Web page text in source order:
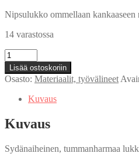
Nipsulukko ommellaan
14 varastossa
Kuvassa
alla:
Sydämellinen
kukkaron
lukko
Lisää ostoskoriin
Osasto: Materiaalit, työvälineet
Kuvaus
Kuvaus
Sydänaiheinen, tummanharmaa